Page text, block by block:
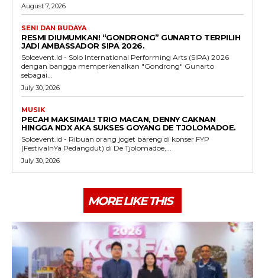
August 7, 2026
SENI DAN BUDAYA
RESMI DIUMUMKAN! “GONDRONG” GUNARTO TERPILIH
JADI AMBASSADOR SIPA 2026.
Soloevent.id - Solo International Performing Arts (SIPA) 2026
dengan bangga memperkenalkan "Gondrong" Gunarto
sebagai...
July 30, 2026
MUSIK
PECAH MAKSIMAL! TRIO MACAN, DENNY CAKNAN
HINGGA NDX AKA SUKSES GOYANG DE TJOLOMADOE.
Soloevent.id - Ribuan orang joget bareng di konser FYP
(FestivalnYa Pedangdut) di De Tjolomadoe,...
July 30, 2026
MORE LIKE THIS